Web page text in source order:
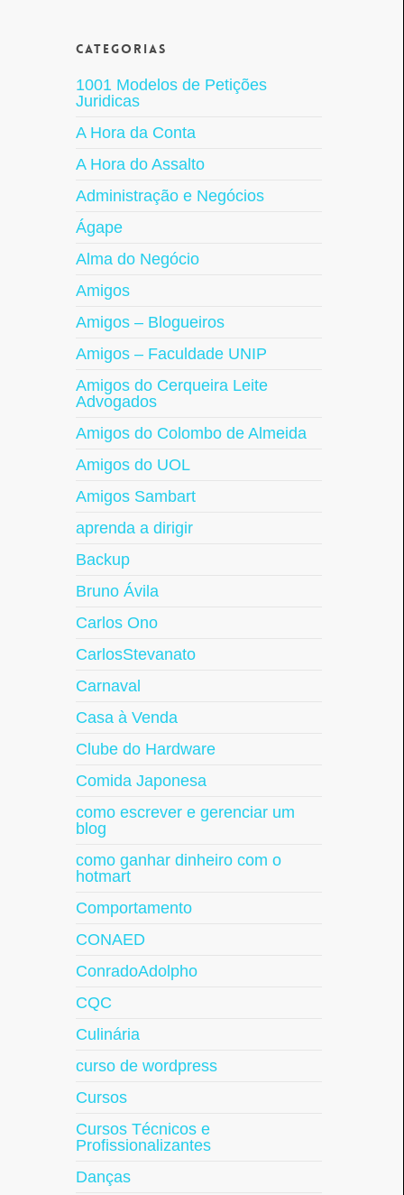
Categorias
1001 Modelos de Petições
Juridicas
A Hora da Conta
A Hora do Assalto
Administração e Negócios
Ágape
Alma do Negócio
Amigos
Amigos – Blogueiros
Amigos – Faculdade UNIP
Amigos do Cerqueira Leite
Advogados
Amigos do Colombo de Almeida
Amigos do UOL
Amigos Sambart
aprenda a dirigir
Backup
Bruno Ávila
Carlos Ono
CarlosStevanato
Carnaval
Casa à Venda
Clube do Hardware
Comida Japonesa
como escrever e gerenciar um
blog
como ganhar dinheiro com o
hotmart
Comportamento
CONAED
ConradoAdolpho
CQC
Culinária
curso de wordpress
Cursos
Cursos Técnicos e
Profissionalizantes
Danças